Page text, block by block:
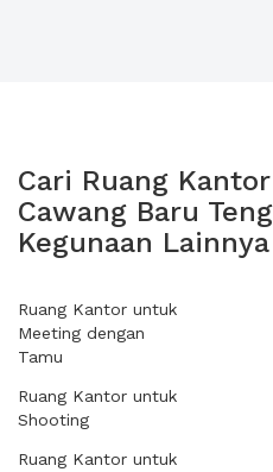
Cari Ruang
Cawang Baru
Kegunaan Lainnya
Ruang Kantor untuk
Meeting dengan
Tamu
Ruang Kantor untuk
Shooting
Ruang Kantor untuk